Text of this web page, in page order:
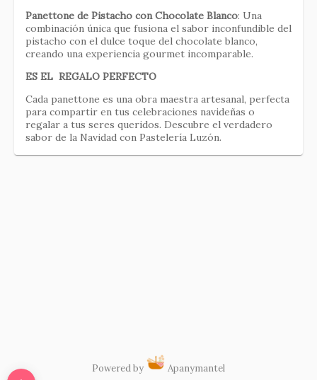
Link
Panettone de Pistacho con Chocolate Blanco: Una
combinación única que fusiona el sabor inconfundible del
pistacho con el dulce toque del chocolate blanco,
creando una experiencia gourmet incomparable.
ES EL REGALO PERFECTO
Cada panettone es una obra maestra artesanal, perfecta
para compartir en tus celebraciones navideñas o
regalar a tus seres queridos. Descubre el verdadero
sabor de la Navidad con Pastelería Luzón.
Powered by Apanymantel